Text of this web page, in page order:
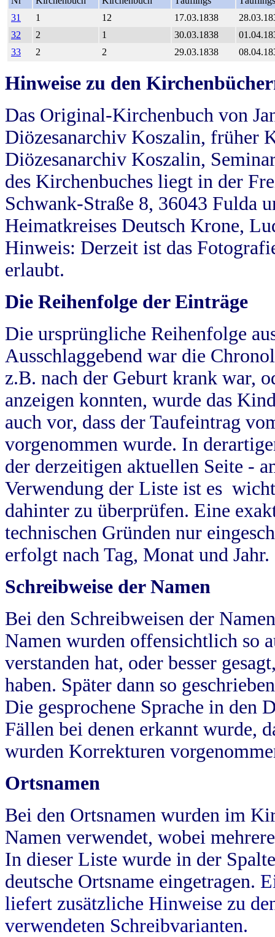
31
1 12 17.03.1838
32
2 1 30.03.1838
33
2 2 29.03.1838
Hinweise zu den
Das Original-Kirchenbuch von
Diözesanarchiv Koszalin, früher
Diözesanarchiv Koszalin,
des Kirchenbuches liegt in der
Schwank-Straße 8, 36043 Fulda
Heimatkreises Deutsch Krone,
Hinweis: Derzeit ist das
erlaubt.
Die Reihenfolge der Einträge
Die ursprüngliche Reihenfolge
Ausschlaggebend war die
z.B. nach der Geburt krank war,
anzeigen konnten, wurde das
auch vor, dass der Taufeintrag
vorgenommen wurde. In
der derzeitigen aktuellen Seite -
Verwendung der Liste ist es
dahinter zu überprüfen. Eine
technischen Gründen nur
erfolgt nach Tag, Monat und Jahr.
Schreibweise der Namen
Bei den Schreibweisen der
Namen wurden offensichtlich so
verstanden hat, oder besser
haben. Später dann so
Die gesprochene Sprache in
Fällen bei denen erkannt wurde,
wurden Korrekturen
Ortsnamen
Bei den Ortsnamen wurden im
Namen verwendet, wobei
In dieser Liste wurde in der
deutsche Ortsname eingetragen.
liefert zusätzliche Hinweise zu
verwendeten Schreibvarianten.